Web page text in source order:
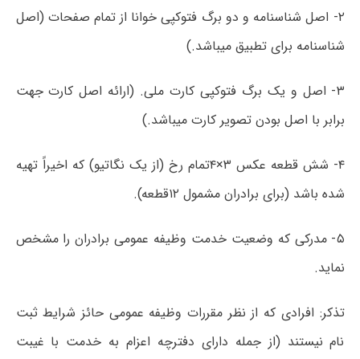
۲- اصل شناسنامه و دو برگ فتوکپی خوانا از تمام صفحات (اصل
شناسنامه برای تطبیق میباشد.)
۳- اصل و یک برگ فتوکپی کارت ملی. (ارائه اصل کارت جهت
برابر با اصل بودن تصویر کارت میباشد.)
۴- شش قطعه عکس ۳×۴تمام رخ (از یک نگاتیو) که اخیراً تهیه
شده باشد (برای برادران مشمول ۱۲قطعه).
۵- مدرکی که وضعیت خدمت وظیفه عمومی برادران را مشخص
نماید.
تذکر: افرادی که از نظر مقررات وظیفه عمومی حائز شرایط ثبت
نام نیستند (از جمله دارای دفترچه اعزام به خدمت با غیبت